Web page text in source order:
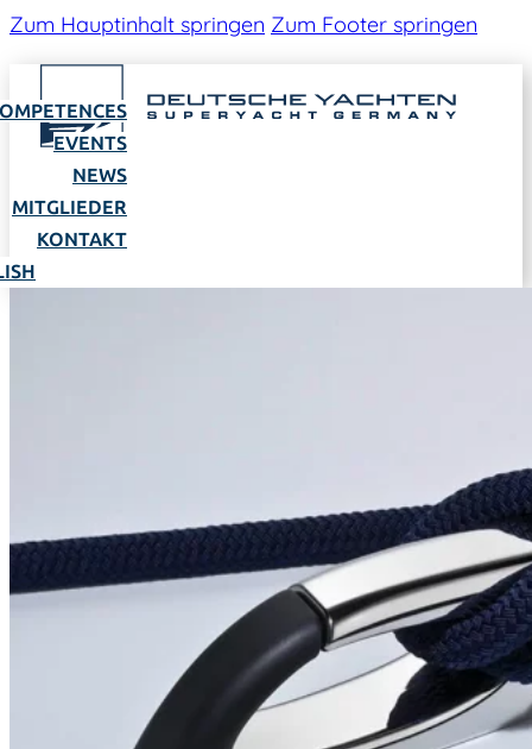
Zum Hauptinhalt springen Zum Footer springen
EVENTS
NEWS
MITGLIEDER
KONTAKT